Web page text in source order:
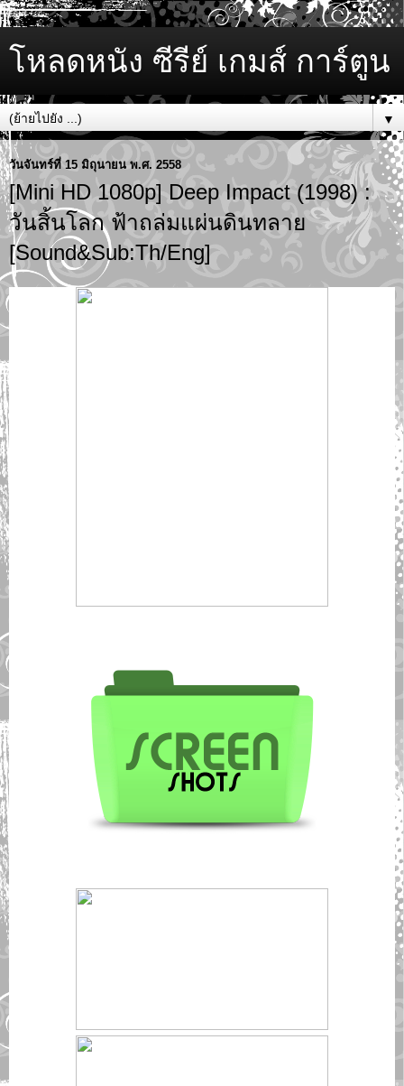
โหลดหนัง ซีรีย์ เกมส์ การ์ตูน
▼
วันจันทร์ที่ 15 มิถุนายน พ.ศ. 2558
[Mini HD 1080p] Deep Impact (1998) :
วันสิ้นโลก ฟ้าถล่มแผ่นดินทลาย
[Sound&Sub:Th/Eng]